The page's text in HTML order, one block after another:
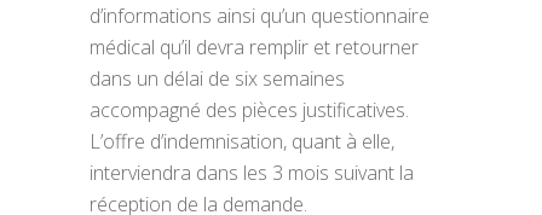
d’informations ainsi qu’un questionnaire
médical qu’il devra remplir et retourner
dans un délai de six semaines
accompagné des pièces justificatives.
L’offre d’indemnisation, quant à elle,
interviendra dans les 3 mois suivant la
réception de la demande.